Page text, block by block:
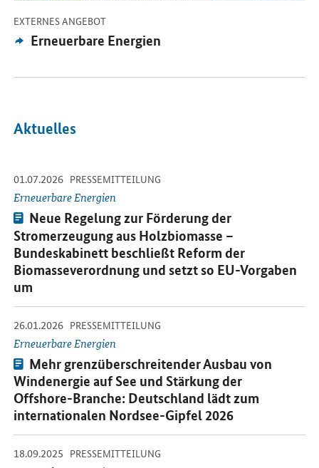
EXTERNES ANGEBOT-
Externes
Angebot:
Erneuerbare Energien
Aktuelles
01.07.2026 -
PRESSEMITTEILUNG
Erneuerbare Energien
Pressemitteilung:
Neue Regelung zur Förderung der
Stromerzeugung aus Holzbiomasse –
Bundeskabinett beschließt Reform der
Biomasseverordnung und setzt so EU-Vorgaben
um
Öffnet Einzelsicht
26.01.2026 -
PRESSEMITTEILUNG
Erneuerbare Energien
Pressemitteilung:
Mehr grenzüberschreitender Ausbau von
Windenergie auf See und Stärkung der
Offshore-Branche: Deutschland lädt zum
internationalen Nordsee-Gipfel 2026
Öffnet Einzelsicht
18.09.2025 -
PRESSEMITTEILUNG
Öffnet Einzelsicht